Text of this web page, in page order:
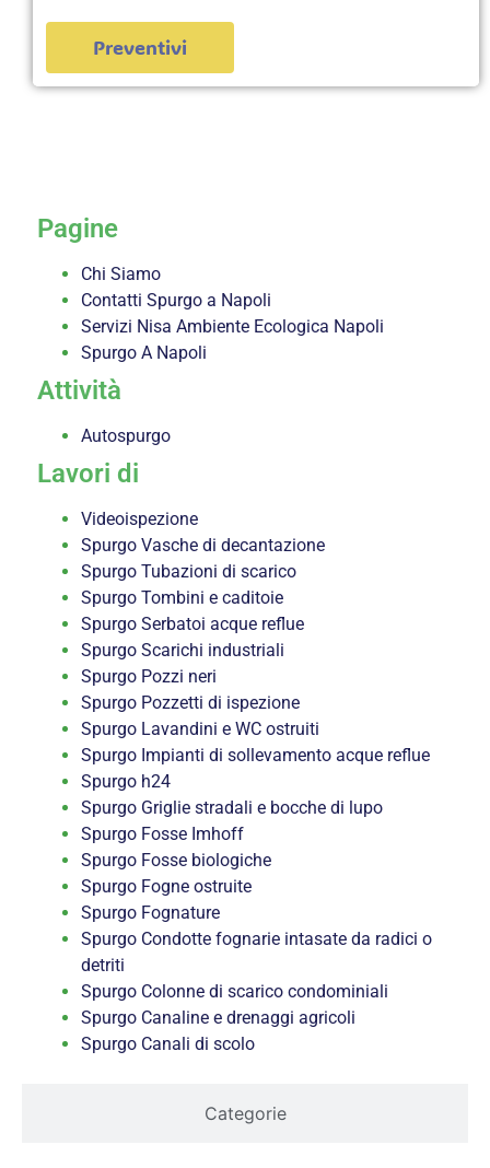
Preventivi
Categorie
Pagine
Chi Siamo
Contatti Spurgo a Napoli
Servizi Nisa Ambiente Ecologica Napoli
Spurgo A Napoli
Attività
Autospurgo
Lavori di
Videoispezione
Spurgo Vasche di decantazione
Spurgo Tubazioni di scarico
Spurgo Tombini e caditoie
Spurgo Serbatoi acque reflue
Spurgo Scarichi industriali
Spurgo Pozzi neri
Spurgo Pozzetti di ispezione
Spurgo Lavandini e WC ostruiti
Spurgo Impianti di sollevamento acque reflue
Spurgo h24
Spurgo Griglie stradali e bocche di lupo
Spurgo Fosse Imhoff
Spurgo Fosse biologiche
Spurgo Fogne ostruite
Spurgo Fognature
Spurgo Condotte fognarie intasate da radici o
detriti
Spurgo Colonne di scarico condominiali
Spurgo Canaline e drenaggi agricoli
Spurgo Canali di scolo